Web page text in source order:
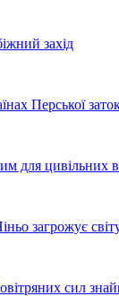
захід
Перської
для цивільних в
загрожує
сил